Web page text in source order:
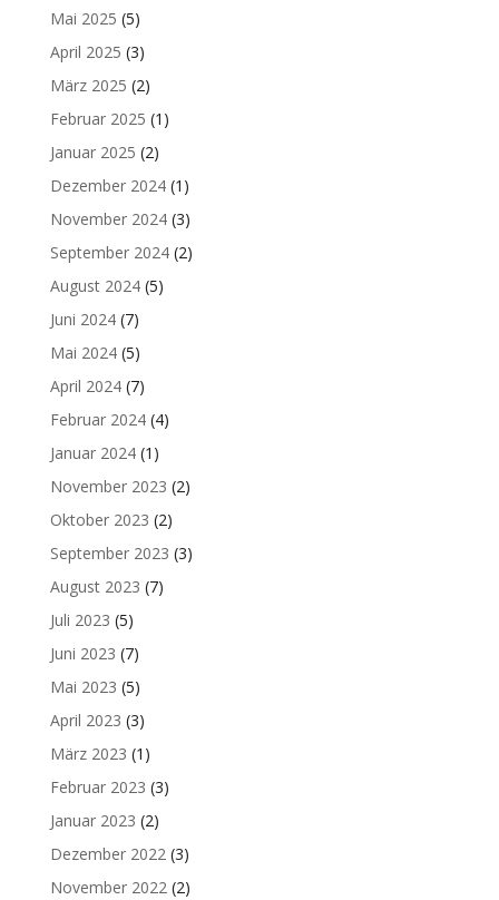
Mai 2025 (5)
April 2025 (3)
März 2025 (2)
Februar 2025 (1)
Januar 2025 (2)
Dezember 2024(1)
November 2024(3)
September 2024(2)
August 2024(5)
Juni 2024(7)
Mai 2024(5)
April 2024(7)
Februar 2024(4)
Januar 2024(1)
November 2023 (2)
Oktober 2023 (2)
September 2023 (3)
August 2023 (7)
Juli 2023 (5)
Juni 2023 (7)
Mai 2023 (5)
April 2023 (3)
März 2023 (1)
Februar 2023 (3)
Januar 2023 (2)
Dezember 2022 (3)
November 2022 (2)